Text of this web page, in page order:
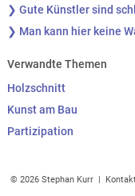
❯ Gute Künstler sind
❯ Man kann hier keine
Verwandte Themen
Holzschnitt
Kunst am Bau
Partizipation
© 2026 Stephan Kurr |